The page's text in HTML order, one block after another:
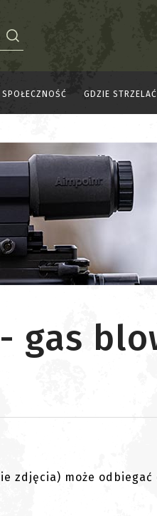
SPOŁECZNOŚĆ GDZIE STRZELAĆ
- gas
zdjęcia) może odbiegać